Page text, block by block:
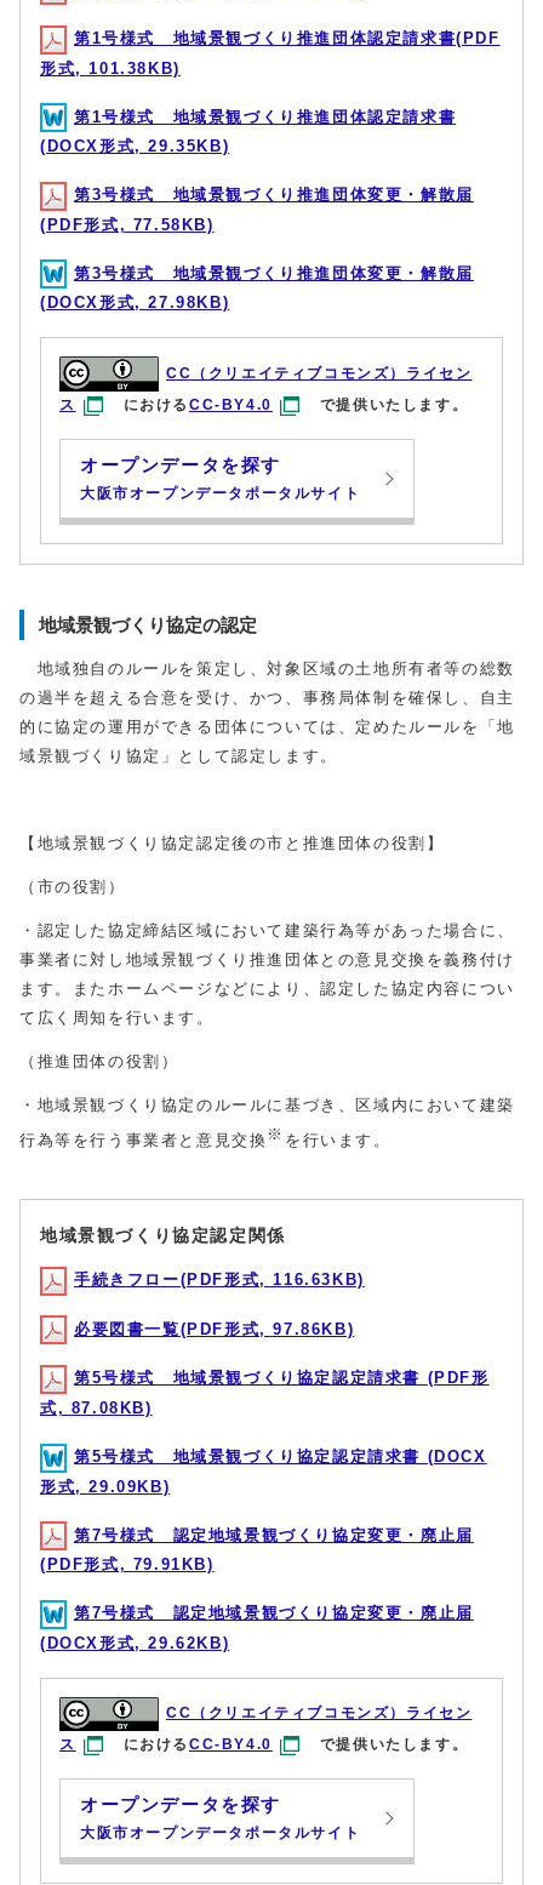
第1号様式 地域景観づくり推進団体認定請求書(PDF
形式, 101.38KB)
第1号様式 地域景観づくり推進団体認定請求書
(DOCX形式, 29.35KB)
第3号様式 地域景観づくり推進団体変更・解散届
(PDF形式, 77.58KB)
第3号様式 地域景観づくり推進団体変更・解散届
(DOCX形式, 27.98KB)
CC（クリエイティブコモンズ）ライセン
ス
におけるCC-BY4.0 で提供いたします。
オープンデータを探す
大阪市オープンデータポータルサイト
地域景観づくり協定の認定
地域独自のルールを策定し、対象区域の土地所有者等の総数
の過半を超える合意を受け、かつ、事務局体制を確保し、自主
的に協定の運用ができる団体については、定めたルールを「地
域景観づくり協定」として認定します。
【地域景観づくり協定認定後の市と推進団体の役割】
（市の役割）
・認定した協定締結区域において建築行為等があった場合に、
事業者に対し地域景観づくり推進団体との意見交換を義務付け
ます。またホームページなどにより、認定した協定内容につい
て広く周知を行います。
（推進団体の役割）
・地域景観づくり協定のルールに基づき、区域内において建築
行為等を行う事業者と意見交換 ※ を行います。
地域景観づくり協定認定関係
手続きフロー(PDF形式, 116.63KB)
必要図書一覧(PDF形式, 97.86KB)
第5号様式 地域景観づくり協定認定請求書 (PDF形
式, 87.08KB)
第5号様式 地域景観づくり協定認定請求書 (DOCX
形式, 29.09KB)
第7号様式 認定地域景観づくり協定変更・廃止届
(PDF形式, 79.91KB)
第7号様式 認定地域景観づくり協定変更・廃止届
(DOCX形式, 29.62KB)
CC（クリエイティブコモンズ）ライセン
ス
におけるCC-BY4.0 で提供いたします。
オープンデータを探す
大阪市オープンデータポータルサイト